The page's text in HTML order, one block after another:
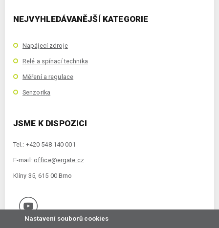
NEJVYHLEDÁVANĚJŠÍ KATEGORIE
Napájecí zdroje
Relé a spínací technika
Měření a regulace
Senzorika
JSME K DISPOZICI
Tel.: +420 548 140 001
E-mail: office@ergate.cz
Klíny 35, 615 00 Brno
Nastavení souborů cookies